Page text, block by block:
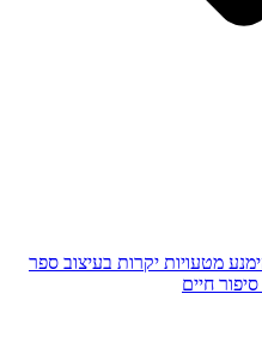
מטעויות יקרות בעיצוב ספר
חיים